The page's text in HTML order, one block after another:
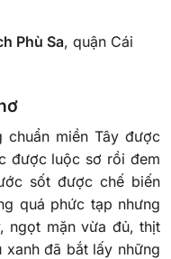
Phù Sa, quận Cái
chuẩn miền Tây được
được luộc sơ rồi đem
sốt được chế biến
quá phức tạp nhưng
ngọt mặn vừa đủ, thịt
đã bắt lấy những